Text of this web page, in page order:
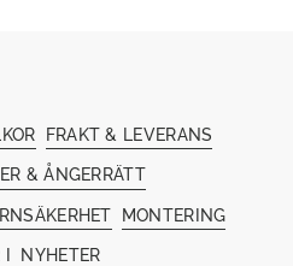
FRAKT & LEVERANS
& ÅNGERRÄTT
MONTERING
I NYHETER